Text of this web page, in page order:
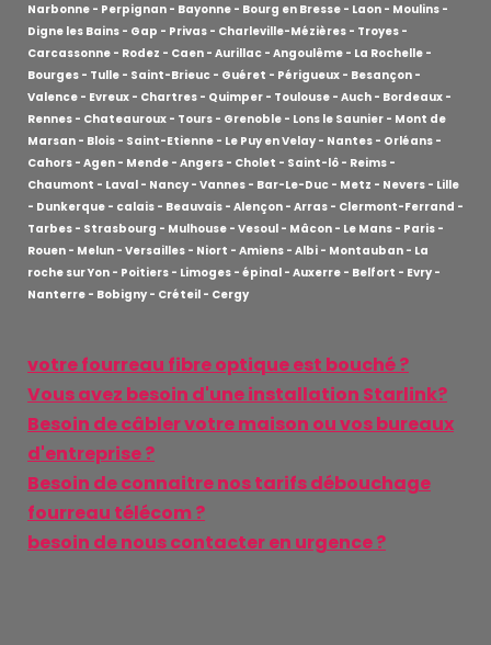
Narbonne - Perpignan - Bayonne - Bourg en Bresse - Laon - Moulins -
Digne les Bains - Gap - Privas - Charleville-Mézières - Troyes -
Carcassonne - Rodez - Caen - Aurillac - Angoulême - La Rochelle -
Bourges - Tulle - Saint-Brieuc - Guéret - Périgueux - Besançon -
Valence - Evreux - Chartres - Quimper - Toulouse - Auch - Bordeaux -
Rennes - Chateauroux - Tours - Grenoble - Lons le Saunier - Mont de
Marsan - Blois - Saint-Etienne - Le Puy en Velay - Nantes - Orléans -
Cahors - Agen - Mende - Angers - Cholet - Saint-lô - Reims -
Chaumont - Laval - Nancy - Vannes - Bar-Le-Duc - Metz - Nevers - Lille
- Dunkerque - calais - Beauvais - Alençon - Arras - Clermont-Ferrand -
Tarbes - Strasbourg - Mulhouse - Vesoul - Mâcon - Le Mans - Paris -
Rouen - Melun - Versailles - Niort - Amiens - Albi - Montauban - La
roche sur Yon - Poitiers - Limoges - épinal - Auxerre - Belfort - Evry -
Nanterre - Bobigny - Créteil - Cergy
votre fourreau fibre optique est bouché ?
Vous avez besoin d'une installation Starlink?
Besoin de câbler votre maison ou vos bureaux
d'entreprise ?
Besoin de connaitre nos tarifs débouchage
fourreau télécom ?
besoin de nous contacter en urgence ?